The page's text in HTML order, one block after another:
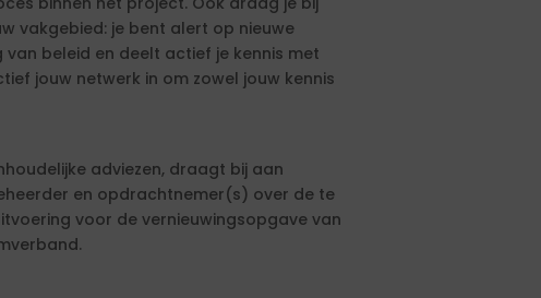
vakgebied: je bent alert op nieuwe
beleid en deelt actief je kennis met
jouw netwerk in om zowel jouw kennis
adviezen, draagt bij aan
en opdrachtnemer(s) over de te
voor de vernieuwingsopgave van